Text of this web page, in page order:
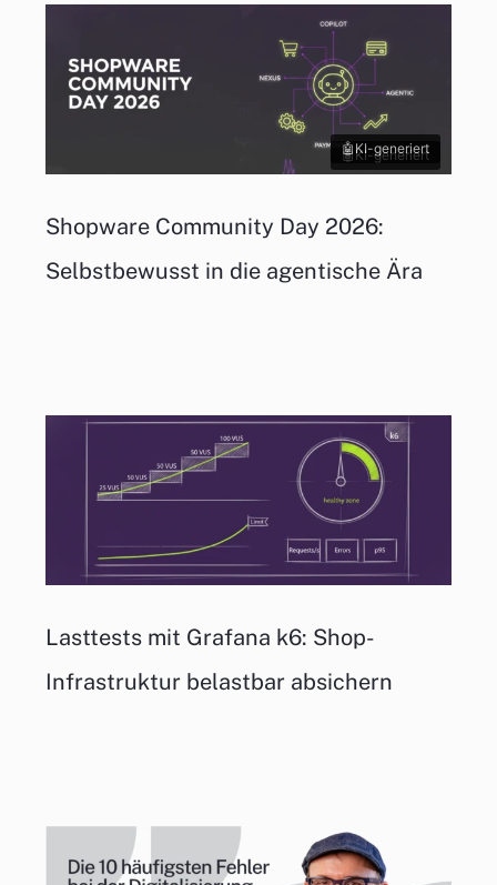
KI-generiert
KI-generiert
Shopware Community Day 2026:
Selbstbewusst in die agentische Ära
Lasttests mit Grafana k6: Shop-
Infrastruktur belastbar absichern